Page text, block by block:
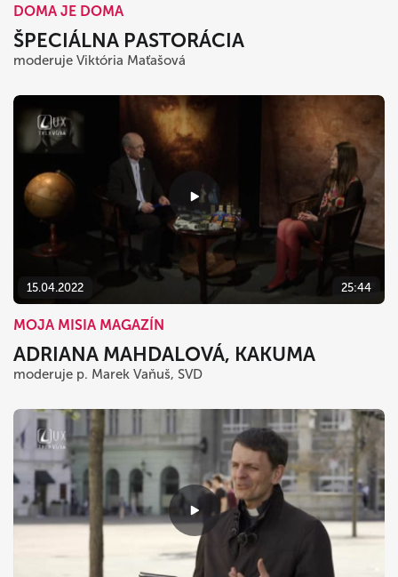
DOMA JE DOMA
ŠPECIÁLNA PASTORÁCIA
moderuje Viktória Maťašová
15.04.2022 25:44
MOJA MISIA MAGAZÍN
ADRIANA MAHDALOVÁ, KAKUMA
moderuje p. Marek Vaňuš, SVD